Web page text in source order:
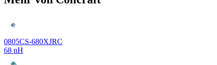
0805CS-680XJRC
68 nH